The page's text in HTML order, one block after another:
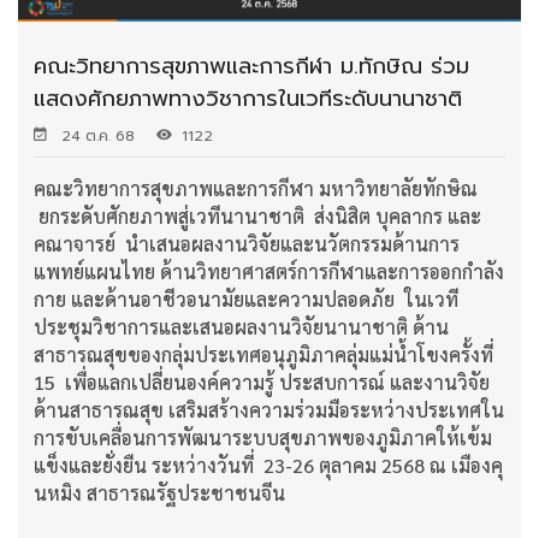
คณะวิทยาการสุขภาพและการกีฬา ม.ทักษิณ ร่วม
แสดงศักยภาพทางวิชาการในเวทีระดับนานาชาติ
24 ต.ค. 68 1122
คณะวิทยาการสุขภาพและการกีฬา มหาวิทยาลัยทักษิณ
ยกระดับศักยภาพสู่เวทีนานาชาติ ส่งนิสิต บุคลากร และ
คณาจารย์ นำเสนอผลงานวิจัยและนวัตกรรมด้านการ
แพทย์แผนไทย ด้านวิทยาศาสตร์การกีฬาและการออกกำลัง
กาย และด้านอาชีวอนามัยและความปลอดภัย ในเวที
ประชุมวิชาการและเสนอผลงานวิจัยนานาชาติ ด้าน
สาธารณสุขของกลุ่มประเทศอนุภูมิภาคลุ่มแม่น้ำโขงครั้งที่
15 เพื่อแลกเปลี่ยนองค์ความรู้ ประสบการณ์ และงานวิจัย
ด้านสาธารณสุข เสริมสร้างความร่วมมือระหว่างประเทศใน
การขับเคลื่อนการพัฒนาระบบสุขภาพของภูมิภาคให้เข้ม
แข็งและยั่งยืน ระหว่างวันที่ 23-26 ตุลาคม 2568 ณ เมืองคุ
นหมิง สาธารณรัฐประชาชนจีน